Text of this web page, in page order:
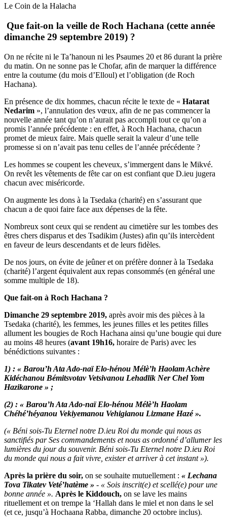
Le Coin de la Halacha
Que fait-on la veille de Roch Hachana (cette année
dimanche 29 septembre 2019) ?
On ne récite ni le Ta’hanoun ni les Psaumes 20 et 86 durant la prière
du matin. On ne sonne pas le Chofar, afin de marquer la différence
entre la coutume (du mois d’Elloul) et l’obligation (de Roch
Hachana).
En présence de dix hommes, chacun récite le texte de « Hatarat
Nedarim », l’annulation des vœux, afin de ne pas commencer la
nouvelle année tant qu’on n’aurait pas accompli tout ce qu’on a
promis l’année précédente : en effet, à Roch Hachana, chacun
promet de mieux faire. Mais quelle serait la valeur d’une telle
promesse si on n’avait pas tenu celles de l’année précédente ?
Les hommes se coupent les cheveux, s’immergent dans le Mikvé.
On revêt les vêtements de fête car on est confiant que D.ieu jugera
chacun avec miséricorde.
On augmente les dons à la Tsedaka (charité) en s’assurant que
chacun a de quoi faire face aux dépenses de la fête.
Nombreux sont ceux qui se rendent au cimetière sur les tombes des
êtres chers disparus et des Tsadikim (Justes) afin qu’ils intercèdent
en faveur de leurs descendants et de leurs fidèles.
De nos jours, on évite de jeûner et on préfère donner à la Tsedaka
(charité) l’argent équivalent aux repas consommés (en général une
somme multiple de 18).
Que fait-on à Roch Hachana ?
Dimanche 29 septembre 2019, après avoir mis des pièces à la
Tsedaka (charité), les femmes, les jeunes filles et les petites filles
allument les bougies de Roch Hachana ainsi qu’une bougie qui dure
au moins 48 heures (avant 19h16, horaire de Paris) avec les
bénédictions suivantes :
1) : « Barou’h Ata Ado-naï Elo-hénou Mélè’h Haolam Achère
Kidéchanou Bémitsvotav Vetsivanou Lehadlik Ner Chel Yom
Hazikarone » ;
(2) : « Barou’h Ata Ado-naï Elo-hénou Mélè’h Haolam
Chéhé’héyanou Vekiyemanou Vehigianou Lizmane Hazé ».
(« Béni sois-Tu Eternel notre D.ieu Roi du monde qui nous as
sanctifiés par Ses commandements et nous as ordonné d’allumer les
lumières du jour du souvenir. Béni sois-Tu Eternel notre D.ieu Roi
du monde qui nous a fait vivre, exister et arriver à cet instant »).
Après la prière du soir, on se souhaite mutuellement : « Lechana
Tova Tikatev Veté’hatème » - « Sois inscrit(e) et scellé(e) pour une
bonne année ». Après le Kiddouch, on se lave les mains
rituellement et on trempe la ‘Hallah dans le miel et non dans le sel
(et ce, jusqu’à Hochaana Rabba, dimanche 20 octobre inclus).